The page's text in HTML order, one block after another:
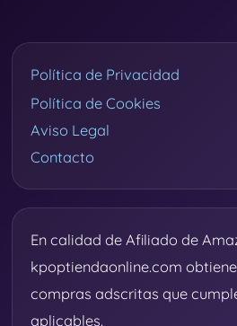
Política de Privacidad
Política de Cookies
Aviso Legal
Contacto
En calidad de Afiliado de
kpoptiendaonline.com
compras adscritas que
aplicables.